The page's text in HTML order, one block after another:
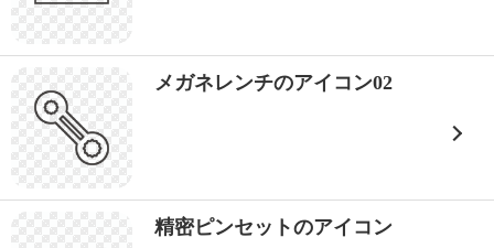
メガネレンチのアイコン02
精密ピンセットのアイコン